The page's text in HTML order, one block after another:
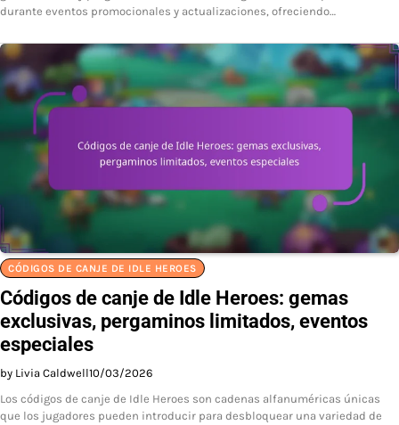
durante eventos promocionales y actualizaciones, ofreciendo…
CÓDIGOS DE CANJE DE IDLE HEROES
Códigos de canje de Idle Heroes: gemas
exclusivas, pergaminos limitados, eventos
especiales
by Livia Caldwell10/03/2026
Los códigos de canje de Idle Heroes son cadenas alfanuméricas únicas
que los jugadores pueden introducir para desbloquear una variedad de